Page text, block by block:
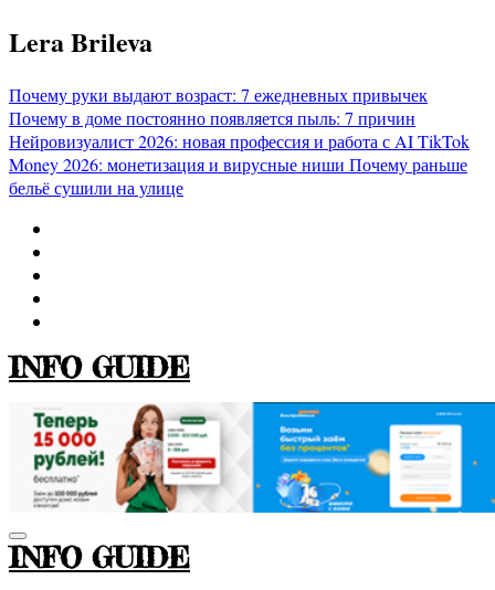
Перейти
к
Lera Brileva
Почему руки выдают возраст: 7 ежедневных привычек
Почему в доме постоянно появляется пыль: 7 причин
Нейровизуалист 2026: новая профессия и работа с AITikTok
Money 2026: монетизация и вирусные ниши Почему раньше
бельё сушили на улице
INFO GUIDE
INFO GUIDE